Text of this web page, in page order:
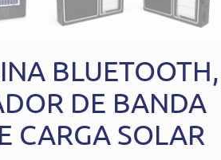
BLUETOOTH,
DE BANDA
CARGA SOLAR